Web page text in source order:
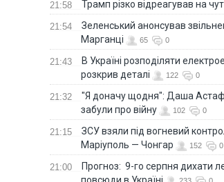
21:58 Трамп різко відреагував на
21:54
Зеленський анонсував
Марганці
65 0
21:43
В Україні розподіляти
розкрив деталі
122 0
21:32
"Я доначу щодня": Даша
забули про війну
102 0
21:15
ЗСУ взяли під вогневий
Маріуполь — Чонгар
152 0
21:00
Прогноз: 9-го серпня дихати